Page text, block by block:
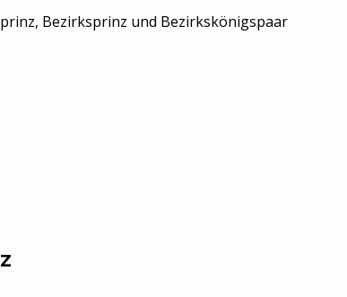
Bezirksprinz und Bezirkskönigspaar